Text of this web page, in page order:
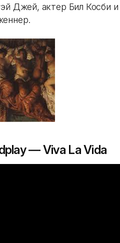
Джей, актер Бил Косби
— Viva La Vida